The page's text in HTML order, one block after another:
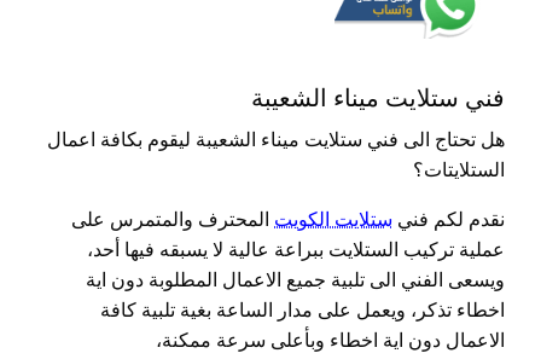
فني ستلايت ميناء الشعيبة
هل تحتاج الى فني ستلايت ميناء الشعيبة ليقوم بكافة اعمال
الستلايتات؟
نقدم لكم فني ستلايت الكويت المحترف والمتمرس على
عملية تركيب الستلايت ببراعة عالية لا يسبقه فيها أحد،
ويسعى الفني الى تلبية جميع الاعمال المطلوبة دون اية
اخطاء تذكر، ويعمل على مدار الساعة بغية تلبية كافة
الاعمال دون اية اخطاء وبأعلى سرعة ممكنة،